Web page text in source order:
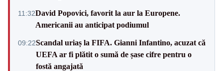
11:32David Popovici, favorit la aur la Europene.
Americanii au anticipat podiumul
09:22Scandal uriaș la FIFA. Gianni Infantino, acuzat că
UEFA ar fi plătit o sumă de șase cifre pentru o
fostă angajată